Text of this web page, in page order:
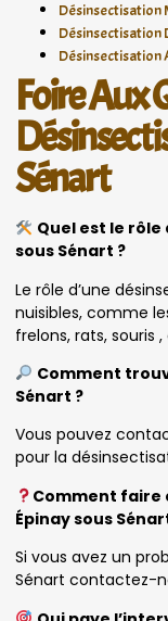
Désinsectisation
Désinsectisation
Désinsectisation
Foire Aux
Sénart
Quel est le rôle
sous Sénart ?
Le rôle d’une
nuisibles, comme
frelons, rats, souris
Comment
Sénart ?
Vous pouvez
pour la
Comment faire
Épinay sous
Si vous avez un
Sénart contactez-